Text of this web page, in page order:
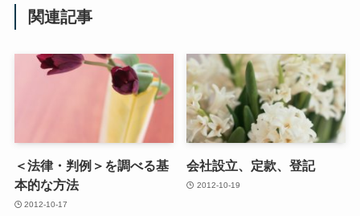
関連記事
＜法律・判例＞を調べる基
本的な方法
2012-10-17
会社設立、定款、登記
2012-10-19